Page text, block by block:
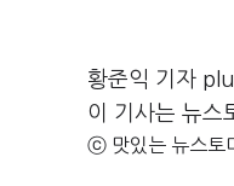
황준익 기자
이 기사는 뉴스
ⓒ 맛있는 뉴스토